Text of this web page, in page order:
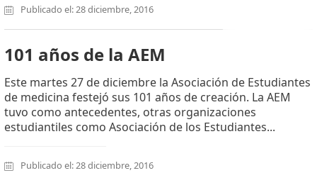
Publicado el: 28 diciembre, 2016
101 años de la AEM
Este martes 27 de diciembre la Asociación de Estudiantes
de medicina festejó sus 101 años de creación. La AEM
tuvo como antecedentes, otras organizaciones
estudiantiles como Asociación de los Estudiantes...
Publicado el: 28 diciembre, 2016